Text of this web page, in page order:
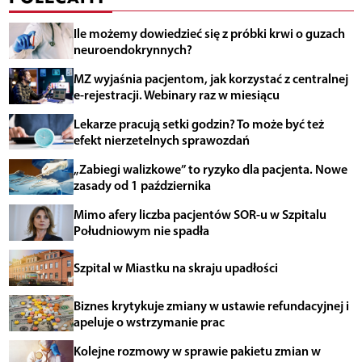
Ile możemy dowiedzieć się z próbki krwi o guzach
neuroendokrynnych?
MZ wyjaśnia pacjentom, jak korzystać z centralnej
e-rejestracji. Webinary raz w miesiącu
Lekarze pracują setki godzin? To może być też
efekt nierzetelnych sprawozdań
„Zabiegi walizkowe” to ryzyko dla pacjenta. Nowe
zasady od 1 października
Mimo afery liczba pacjentów SOR-u w Szpitalu
Południowym nie spadła
Szpital w Miastku na skraju upadłości
Biznes krytykuje zmiany w ustawie refundacyjnej i
apeluje o wstrzymanie prac
Kolejne rozmowy w sprawie pakietu zmian w